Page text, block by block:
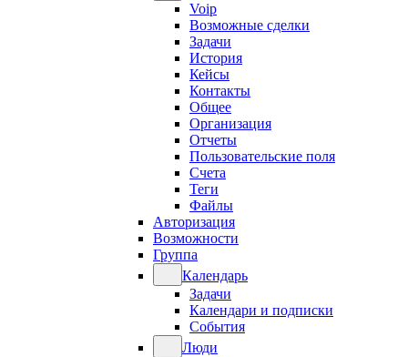
Voip
Возможные сделки
Задачи
История
Кейсы
Контакты
Общее
Организация
Отчеты
Пользовательские поля
Счета
Теги
Файлы
Авторизация
Возможности
Группа
Календарь
Задачи
Календари и подписки
События
Люди